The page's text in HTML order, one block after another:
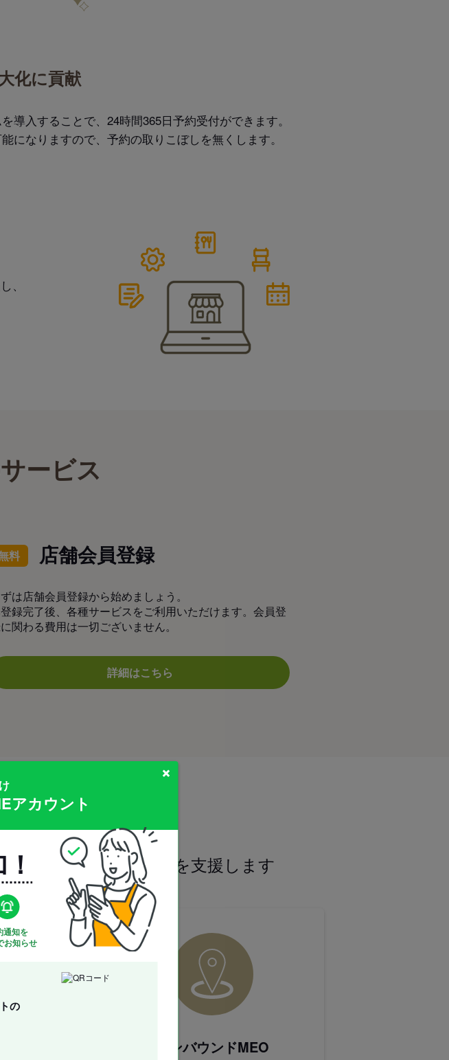
アカウント
通知を
お知らせ
の
化に貢献
導入することで、24時間365日予約受付ができます。
になりますので、予約の取りこぼしを無くします。
、
ービス
料 店舗会員登録
は店舗会員登録から始めましょう。
録完了後、各種サービスをご利用いただけます。会員登
関わる費用は一切ございません。
詳細はこちら
ビス
なたのお店への集客を支援します
インバウンドMEO